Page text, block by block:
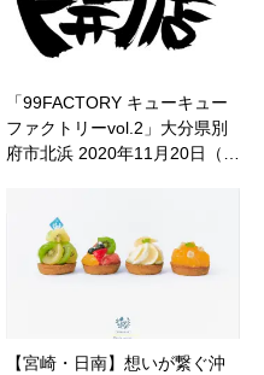
「99FACTORY キューキュー
ファクトリーvol.2」大分県別
府市北浜 2020年11月20日（…
【宮崎・日南】想いが繋ぐ沖